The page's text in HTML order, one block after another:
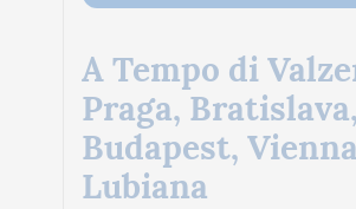
A Tempo di
Praga, Bratislava,
Budapest,
Lubiana